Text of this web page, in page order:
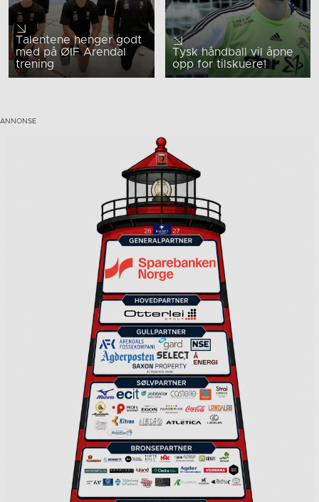
Talentene henger godt
med på ØIF Arendal
trening
Tysk håndball vil åpne
opp for tilskuere!